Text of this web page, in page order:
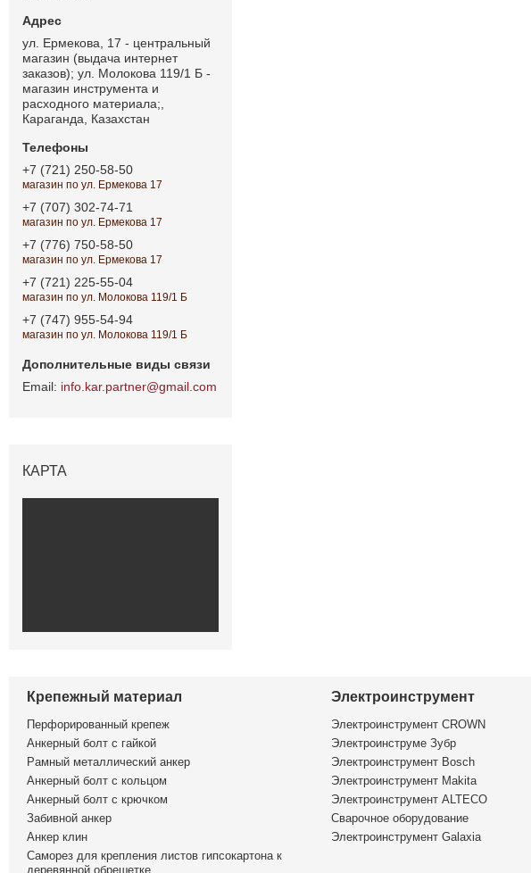
ул. Ермекова, 17 - центральный
магазин (выдача интернет
заказов); ул. Молокова 119/1 Б -
магазин инструмента и
расходного материала;,
Караганда, Казахстан
+7 (721) 250-58-50
магазин по ул. Ермекова 17
+7 (707) 302-74-71
магазин по ул. Ермекова 17
+7 (776) 750-58-50
магазин по ул. Ермекова 17
+7 (721) 225-55-04
магазин по ул. Молокова 119/1 Б
+7 (747) 955-54-94
магазин по ул. Молокова 119/1 Б
info.kar.partner@gmail.com
КАРТА
Крепежный материал
Перфорированный крепеж
Анкерный болт с гайкой
Рамный металлический анкер
Анкерный болт с кольцом
Анкерный болт с крючком
Забивной анкер
Анкер клин
Саморез для крепления листов гипсокартона к
деревянной обрешетке
Электроинструмент
Электроинструмент CROWN
Электроинструме Зубр
Электроинструмент Bosch
Электроинструмент Makita
Электроинструмент ALTECO
Сварочное оборудование
Электроинструмент Galaxia